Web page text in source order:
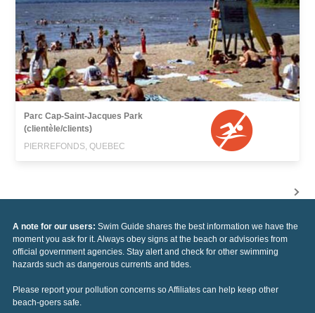
Parc Cap-Saint-Jacques Park
(clientèle/clients)
PIERREFONDS, QUEBEC
A note for our users: Swim Guide shares the best information we have the
moment you ask for it. Always obey signs at the beach or advisories from
official government agencies. Stay alert and check for other swimming
hazards such as dangerous currents and tides.
Please report your pollution concerns so Affiliates can help keep other
beach-goers safe.